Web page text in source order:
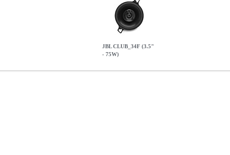
JBL CLUB_34F (3.5"
- 75W)